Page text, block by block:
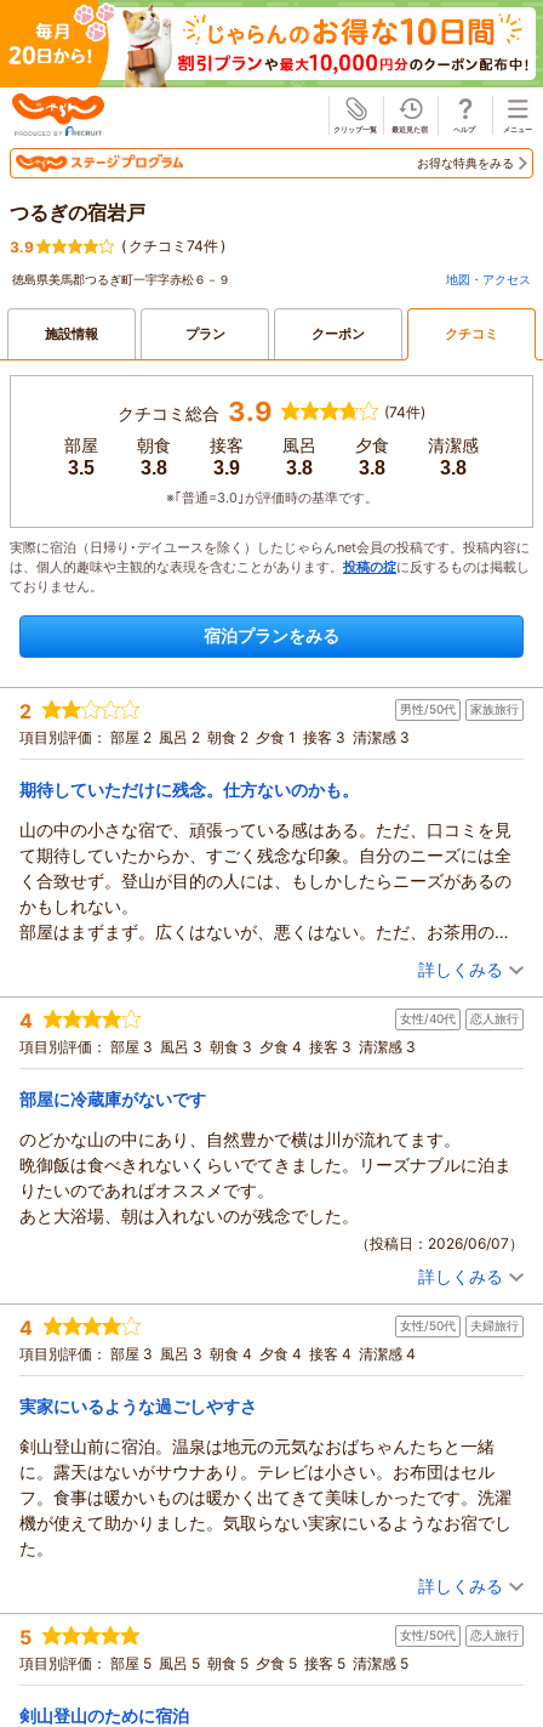
お得な特典をみる
つるぎの宿岩戸
3.9 ( クチコミ74件)
徳島県美馬郡つるぎ町一宇字赤松６－９ 地図・アクセス
施設情報 プラン クーポン クチコミ
クチコミ総合 3.9 (74件)
部屋
3.5
朝食
3.8
接客
3.9
風呂
3.8
夕食
3.8
清潔感
3.8
※｢普通=3.0｣が評価時の基準です。
実際に宿泊（日帰り･デイユースを除く）したじゃらんnet会員の投稿です。投稿内容に
は、個人的趣味や主観的な表現を含むことがあります。 投稿の掟に反するものは掲載し
ておりません。
宿泊プランをみる
2 男性/50代 家族旅行
項目別評価： 部屋 2 風呂 2 朝食 2 夕食 1 接客 3 清潔感 3
期待していただけに残念。仕方ないのかも。
山の中の小さな宿で、頑張っている感はある。ただ、口コミを見
て期待していたからか、すごく残念な印象。自分のニーズには全
く合致せず。登山が目的の人には、もしかしたらニーズがあるの
かもしれない。
部屋はまずまず。広くはないが、悪くはない。ただ、お茶用の急
須もなく、ティーバッグが人数分というのは、安ビジネス並。お
茶うけのお菓子を用意しろとは言わないが、飴玉を数個置くくら
いなら、ない方がマシ。人手不足の中、自分で布団を敷くのは構
わないが、何ら事前説明もない。民宿でもあるまいし。
風呂は温泉で、なかなか気持ちよい。サウナもあり、まずまず。
は朝風呂が醍醐味なのに、すごく残念。
夕食は、分量はあるが揚げ物のオンパレード。揚げたてではあっ
たが、コロモもひどく、決して美味くない。その他、特徴のない
１人用のよくある鍋は、まずくはないが空腹を満たすだけ。鮎だ
けは味は良かったが、あとは街中の定食屋の方がマシなくらい。
朝食は、夕食ほど酷くはないが、安ビジネスの朝食でもこれくら
従業員はそれなりに頑張ってサービスしているが、元々の設備等
を考えるとこれ以上は期待できない。
サービスに似合わない高い値段が変わらなければ、申し訳ないが
二度と泊まることはない。
（投稿日：2026/06/14）
宿泊時期： 2026年06月宿泊 (家族旅行)
投稿者： よしみさん
宿泊プラン： 【特定日限定】連休は徳島へ行こう♪大自然をゆったり味わう
旅◎2食付
和室 朝・夕
宿泊価格帯： 12,001～13,000円(大人一人あたり/税込)
詳しくみる
4 女性/40代 恋人旅行
項目別評価： 部屋 3 風呂 3 朝食 3 夕食 4 接客 3 清潔感 3
部屋に冷蔵庫がないです
のどかな山の中にあり、自然豊かで横は川が流れてます。
晩御飯は食べきれないくらいでてきました。リーズナブルに泊ま
りたいのであればオススメです。
あと大浴場、朝は入れないのが残念でした。
（投稿日：2026/06/07）
投稿者： りえりんさん(女性/40代)
宿泊プラン： 【特定日限定】連休は徳島へ行こう♪大自然をゆったり味わう
旅◎2食付
ツイン 朝・夕
宿泊価格帯： 12,001～13,000円(大人一人あたり/税込)
詳しくみる
4 女性/50代 夫婦旅行
項目別評価： 部屋 3 風呂 3 朝食 4 夕食 4 接客 4 清潔感 4
実家にいるような過ごしやすさ
剣山登山前に宿泊。温泉は地元の元気なおばちゃんたちと一緒
に。露天はないがサウナあり。テレビは小さい。お布団はセル
フ。食事は暖かいものは暖かく出てきて美味しかったです。洗濯
機が使えて助かりました。気取らない実家にいるようなお宿でし
た。
（投稿日：2026/04/29）
宿泊時期： 2026年04月宿泊 (夫婦旅行)
投稿者： みつおさん
宿泊プラン： 【特定日限定】連休は徳島へ行こう♪大自然をゆったり味わう
旅◎2食付
和室 朝・夕
宿泊価格帯： 12,001～13,000円(大人一人あたり/税込)
詳しくみる
5 女性/50代 恋人旅行
項目別評価： 部屋 5 風呂 5 朝食 5 夕食 5 接客 5 清潔感 5
剣山登山のために宿泊